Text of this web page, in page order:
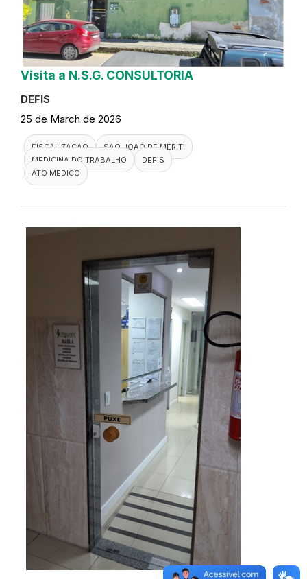
Visita a N.S.G. CONSULTORIA
DEFIS
25 de March de 2026
FISCALIZACAO
SAO JOAO DE MERITI
MEDICINA DO TRABALHO
DEFIS
ATO MEDICO